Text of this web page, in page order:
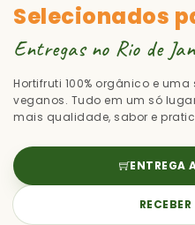
Selecionados
Entregas no Rio de
Hortifruti 100% orgânico e
veganos. Tudo em um só
mais qualidade, sabor e
ENTREGA